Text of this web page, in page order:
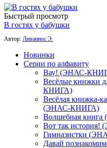
Быстрый просмотр
В гостях у бабушки
Автор: Ливаниос Э.
Новинки
Серии по алфавиту
Вау! (ЭНАС-
Весёлые книжки
КНИГА)
Весёлая книжка-
(ЭНАС-КНИГА)
Волшебная
Вот так
Гимназистки
Давай